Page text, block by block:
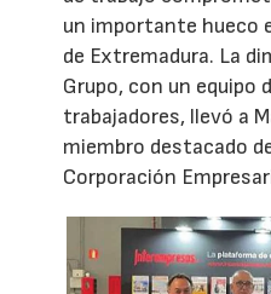
un importante hueco
de Extremadura. La
Grupo, con un equipo
trabajadores, llevó a
miembro destacado
Corporación